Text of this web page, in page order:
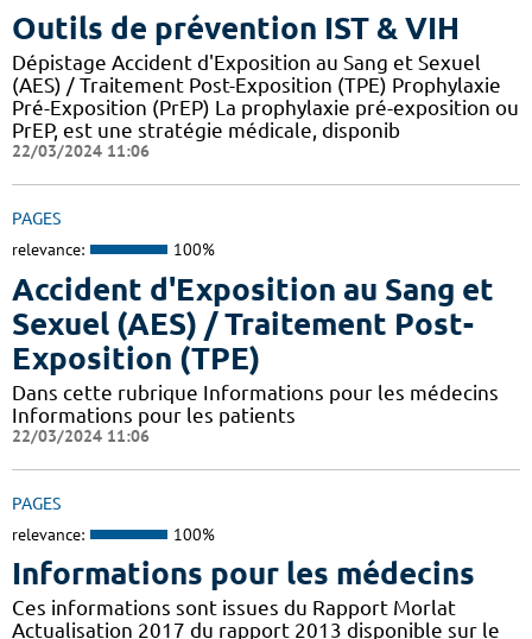
Outils de prévention IST & VIH
Dépistage Accident d'Exposition au Sang et Sexuel
(AES) / Traitement Post-Exposition (TPE) Prophylaxie
Pré-Exposition (PrEP) La prophylaxie pré-exposition ou
PrEP, est une stratégie médicale, disponib
22/03/2024 11:06
PAGES
relevance: 100%
Accident d'Exposition au Sang et
Sexuel (AES) / Traitement Post-
Exposition (TPE)
Dans cette rubrique Informations pour les médecins
Informations pour les patients
22/03/2024 11:06
PAGES
relevance: 100%
Informations pour les médecins
Ces informations sont issues du Rapport Morlat
Actualisation 2017 du rapport 2013 disponible sur le